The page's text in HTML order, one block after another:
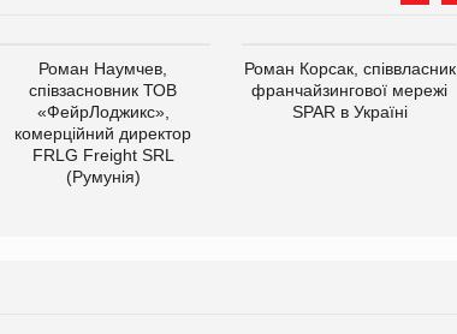
Роман Наумчев,
співзасновник ТОВ
«ФейрЛоджикс»,
комерційний директор
FRLG Freight SRL
(Румунія)
Роман Корсак, співвласник
франчайзингової мережі
SPAR в Україні